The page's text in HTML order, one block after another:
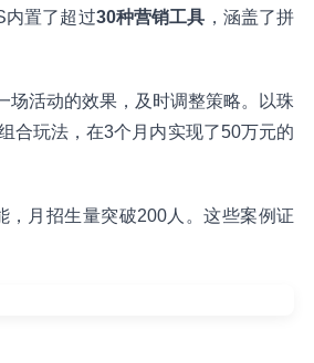
内置了超过30种营销工具 ，涵盖了拼
场活动的效果，及时调整策略。以珠
合玩法，在3个月内实现了50万元的
，月招生量突破200人。这些案例证